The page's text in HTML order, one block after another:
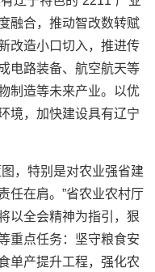
融合，推动智改数转赋
改造小口切入，推进传
电路装备、航空航天等
制造等未来产业。以优
境，加快建设具有辽宁
，特别是对农业强省建
任在肩。”省农业农村厅
以全会精神为指引，狠
重点任务：坚守粮食安
单产提升工程，强化农